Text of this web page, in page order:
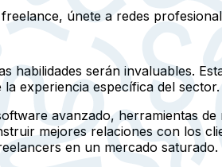
únete a redes
serán invaluables.
experiencia específica del sector.
avanzado, herramientas
mejores relaciones con los
en un mercado saturado.